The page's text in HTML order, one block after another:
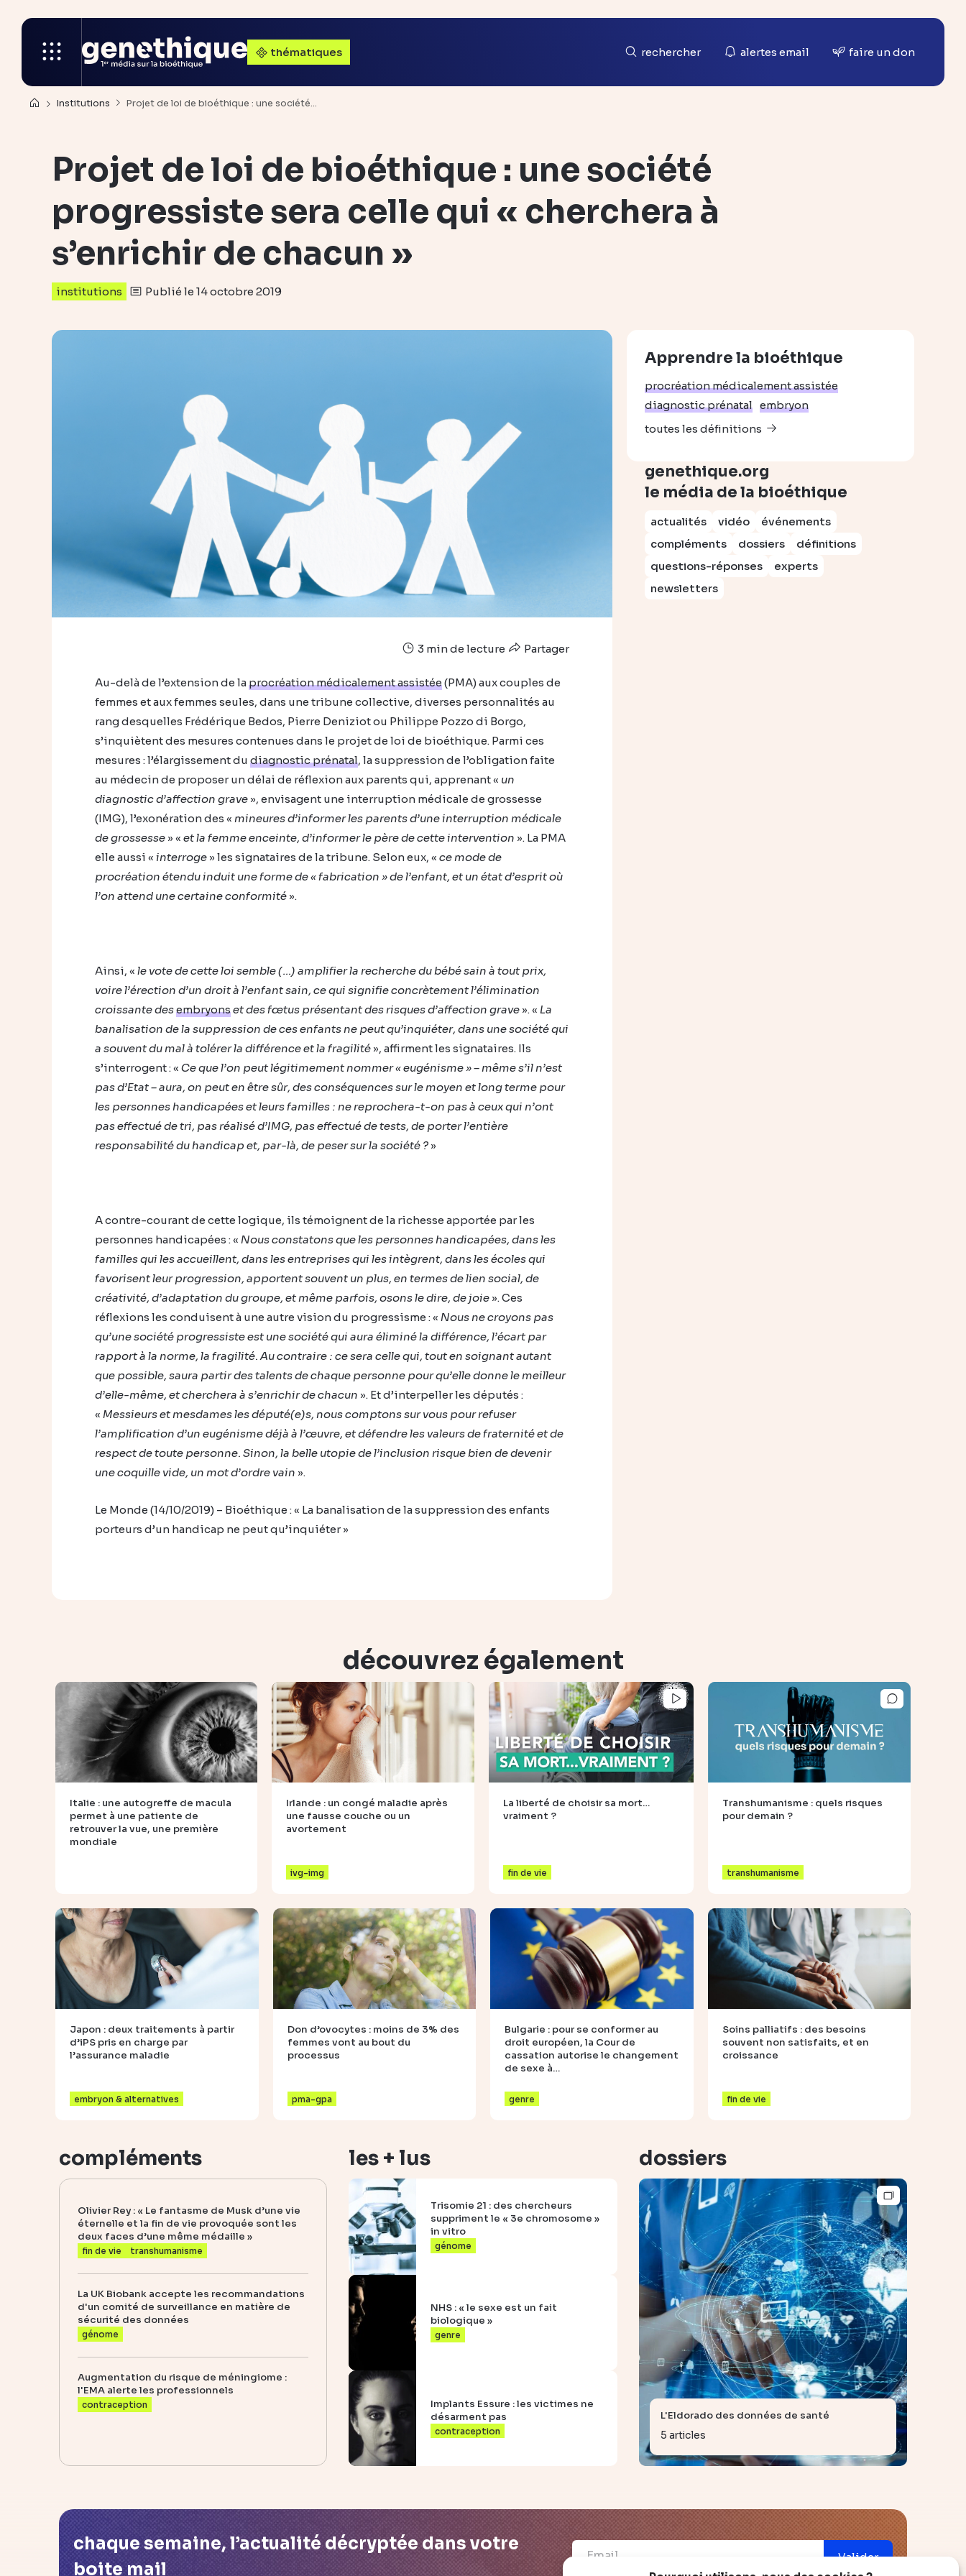
thématiques rechercher alertes email faire un don
Institutions Projet de loi de bioéthique : une société…
Projet de loi de bioéthique : une société
progressiste sera celle qui « cherchera à
s’enrichir de chacun »
institutions Publié le 14 octobre 2019
3 min de lecture Partager
Au-delà de l’extension de laprocréation médicalement assistée(PMA) aux couples de
femmes et aux femmes seules, dans une tribune collective, diverses personnalités au
rang desquelles Frédérique Bedos, Pierre Deniziot ou Philippe Pozzo di Borgo,
s’inquiètent des mesures contenues dans le projet de loi de bioéthique. Parmi ces
mesures : l’élargissement du diagnostic prénatal, la suppression de l’obligation faite
au médecin de proposer un délai de réflexion aux parents qui, apprenant « un
diagnostic d’affection grave », envisagent une interruption médicale de grossesse
(IMG), l’exonération des « mineures d’informer les parents d’une interruption médicale
de grossesse » « et la femme enceinte, d’informer le père de cette intervention ». La PMA
elle aussi « interroge » les signataires de la tribune. Selon eux, « ce mode de
procréation étendu induit une forme de « fabrication » de l’enfant, et un état d’esprit où
l’on attend une certaine conformité ».
Ainsi, « le vote de cette loi semble (…) amplifier la recherche du bébé sain à tout prix,
voire l’érection d’un droit à l’enfant sain, ce qui signifie concrètement l’élimination
croissante desembryonset des fœtus présentant des risques d’affection grave ». « La
banalisation de la suppression de ces enfants ne peut qu’inquiéter, dans une société qui
a souvent du mal à tolérer la différence et la fragilité », affirment les signataires. Ils
s’interrogent : « Ce que l’on peut légitimement nommer « eugénisme » – même s’il n’est
pas d’Etat – aura, on peut en être sûr, des conséquences sur le moyen et long terme pour
les personnes handicapées et leurs familles : ne reprochera-t-on pas à ceux qui n’ont
pas effectué de tri, pas réalisé d’IMG, pas effectué de tests, de porter l’entière
responsabilité du handicap et, par-là, de peser sur la société ? »
A contre-courant de cette logique, ils témoignent de la richesse apportée par les
personnes handicapées : « Nous constatons que les personnes handicapées, dans les
familles qui les accueillent, dans les entreprises qui les intègrent, dans les écoles qui
favorisent leur progression, apportent souvent un plus, en termes de lien social, de
créativité, d’adaptation du groupe, et même parfois, osons le dire, de joie ». Ces
réflexions les conduisent à une autre vision du progressisme : « Nous ne croyons pas
qu’une société progressiste est une société qui aura éliminé la différence, l’écart par
rapport à la norme, la fragilité. Au contraire : ce sera celle qui, tout en soignant autant
que possible, saura partir des talents de chaque personne pour qu’elle donne le meilleur
d’elle-même, et cherchera à s’enrichir de chacun ». Et d’interpeller les députés :
« Messieurs et mesdames les député(e)s, nous comptons sur vous pour refuser
l’amplification d’un eugénisme déjà à l’œuvre, et défendre les valeurs de fraternité et de
respect de toute personne. Sinon, la belle utopie de l’inclusion risque bien de devenir
une coquille vide, un mot d’ordre vain ».
Le Monde (14/10/2019) – Bioéthique : « La banalisation de la suppression des enfants
porteurs d’un handicap ne peut qu’inquiéter »
Apprendre la bioéthique
procréation médicalement assistée
diagnostic prénatal embryon
toutes les définitions
genethique.org
le média de la bioéthique
actualités vidéo
événements
compléments
dossiers
définitions
questions-réponses
experts
newsletters
découvrez également
Italie : une autogreffe de macula
permet à une patiente de
retrouver la vue, une première
mondiale
Irlande : un congé maladie après
une fausse couche ou un
avortement
ivg-img
La liberté de choisir sa mort…
vraiment ?
fin de vie
Transhumanisme : quels risques
pour demain ?
transhumanisme
Japon : deux traitements à partir
d’iPS pris en charge par
l’assurance maladie
embryon & alternatives
Don d’ovocytes : moins de 3% des
femmes vont au bout du
processus
pma-gpa
Bulgarie : pour se conformer au
droit européen, la Cour de
cassation autorise le changement
de sexe à…
genre
Soins palliatifs : des besoins
souvent non satisfaits, et en
croissance
fin de vie
compléments
Olivier Rey : « Le fantasme de Musk d’une vie
éternelle et la fin de vie provoquée sont les
deux faces d’une même médaille »
fin de vie transhumanisme
La UK Biobank accepte les recommandations
d'un comité de surveillance en matière de
sécurité des données
génome
Augmentation du risque de méningiome :
l'EMA alerte les professionnels
contraception
les + lus
Trisomie 21 : des chercheurs
suppriment le « 3e chromosome »
in vitro
génome
NHS : « le sexe est un fait
biologique »
genre
Implants Essure : les victimes ne
désarment pas
contraception
dossiers
L'Eldorado des données de santé
5 articles
chaque semaine, l’actualité décryptée dans votre
boite mail
Valider